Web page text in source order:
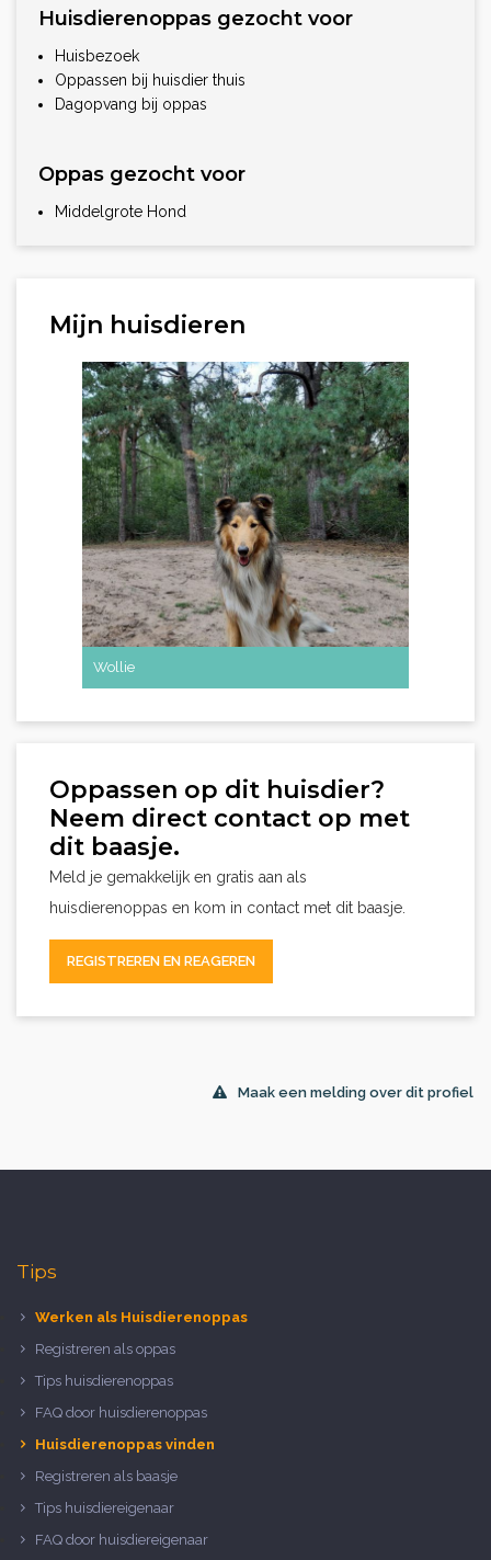
Huisdierenoppas gezocht voor
Huisbezoek
Oppassen bij huisdier thuis
Dagopvang bij oppas
Oppas gezocht voor
Middelgrote Hond
Mijn huisdieren
Wollie
Oppassen op dit huisdier?
Neem direct contact op met
dit baasje.
Meld je gemakkelijk en gratis aan als
huisdierenoppas en kom in contact met dit baasje.
REGISTREREN EN REAGEREN
Maak een melding over dit profiel
Tips
Werken als Huisdierenoppas
Registreren als oppas
Tips huisdierenoppas
FAQ door huisdierenoppas
Huisdierenoppas vinden
Registreren als baasje
Tips huisdiereigenaar
FAQ door huisdiereigenaar